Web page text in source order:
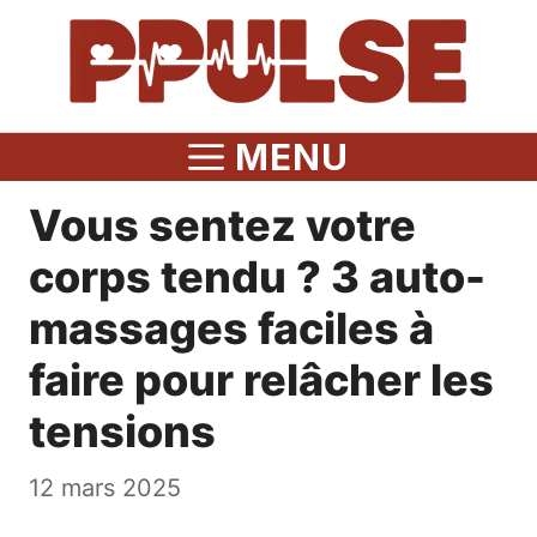
MENU
Vous sentez votre
corps tendu ? 3 auto-
massages faciles à
faire pour relâcher les
tensions
12 mars 2025